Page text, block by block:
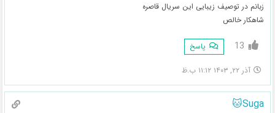
زبانم در توصیف زیبایی این سریال قاصره
شاهکار خالص
13 پاسخ
آذر ۲۲, ۱۴۰۳ ۱۱:۱۲ ب.ظ
Suga🐱